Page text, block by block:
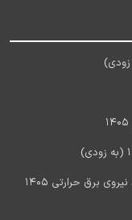
آخرین اخبار استخدام شرکت مادر تخصصی تولید نیروی برق حرارتی 1405